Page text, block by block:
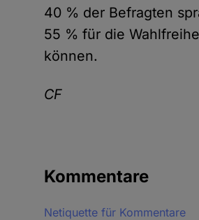
40 % der Befragten
55 % für die
können.
CF
Kommentare
Netiquette für Kommentare